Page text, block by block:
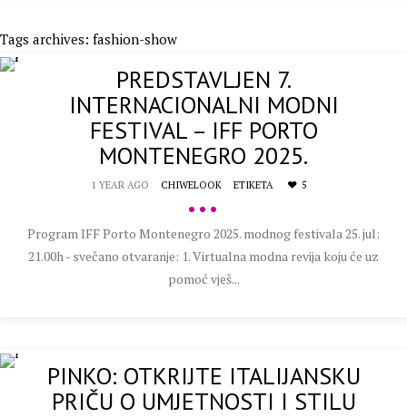
Tags archives: fashion-show
PREDSTAVLJEN 7.
INTERNACIONALNI MODNI
FESTIVAL – IFF PORTO
MONTENEGRO 2025.
1 YEAR AGO CHIWELOOK ETIKETA 5
•••
Program IFF Porto Montenegro 2025. modnog festivala 25. jul:
21.00h - svečano otvaranje: 1. Virtualna modna revija koju će uz
pomoć vješ...
PINKO: OTKRIJTE ITALIJANSKU
PRIČU O UMJETNOSTI I STILU